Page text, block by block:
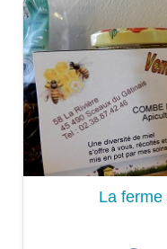
Dégustation
La